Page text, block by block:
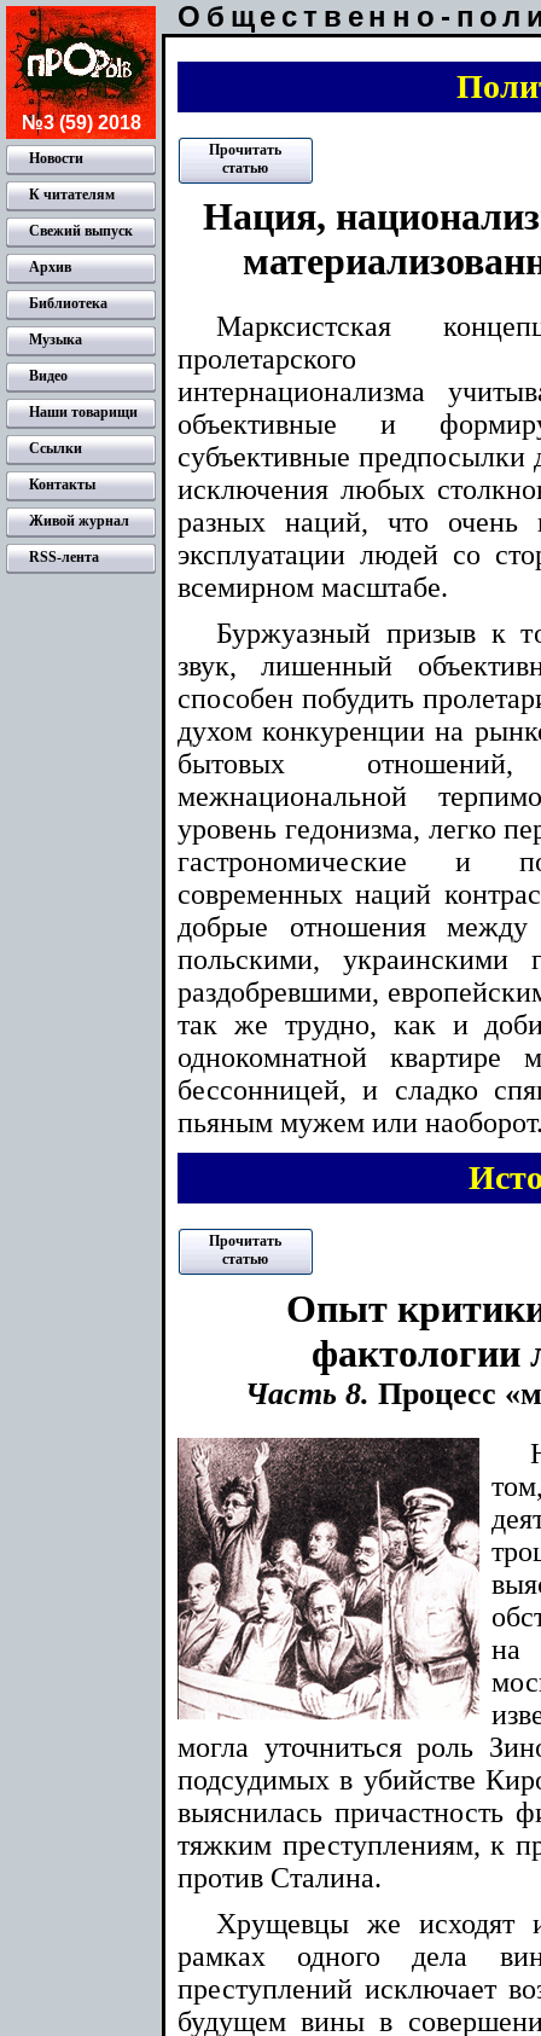
Общественно-
Прочитать
статью
Нация,
Марксистская
пролетарского
интернационализма
объективные и
субъективные предпосылки
исключения любых
разных наций, что очень
эксплуатации людей со
всемирном масштабе.
Буржуазный призыв к
звук, лишенный
способен побудить
духом конкуренции на
бытовых
межнациональной
уровень гедонизма, легко
гастрономические и
современных наций
добрые отношения
польскими, украинскими
раздобревшими,
так же трудно, как и
однокомнатной
бессонницей, и сладко
пьяным мужем или
Прочитать
статью
Опыт
фактологии
Часть 8. Процесс
на
могла уточниться роль
подсудимых в убийстве
выяснилась причастность
тяжким преступлениям, к
против Сталина.
Хрущевцы же исходят
рамках одного дела
преступлений исключает
будущем вины в
№3 (59) 2018
Новости
К читателям
Свежий выпуск
Архив
Библиотека
Музыка
Видео
Наши товарищи
Ссылки
Контакты
Живой журнал
RSS-лента